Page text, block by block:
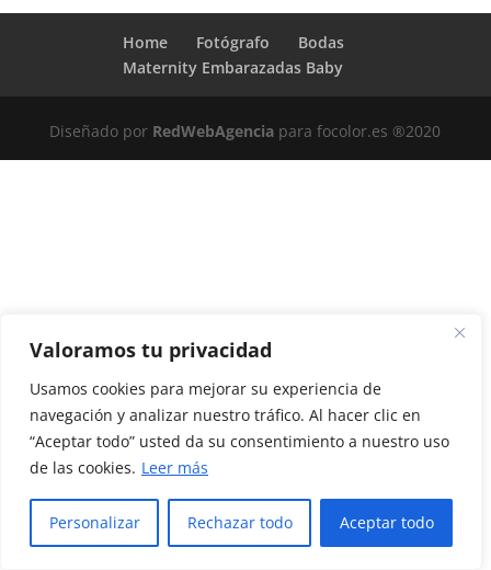
Valoramos tu privacidad
Usamos cookies para mejorar su experiencia de
navegación y analizar nuestro tráfico. Al hacer clic en
“Aceptar todo” usted da su consentimiento a nuestro uso
de las cookies. Leer más
Personalizar Rechazar todo Aceptar todo
Home Fotógrafo
Bodas
Maternity Embarazadas Baby
Diseñado por RedWebAgencia para focolor.es ®2020